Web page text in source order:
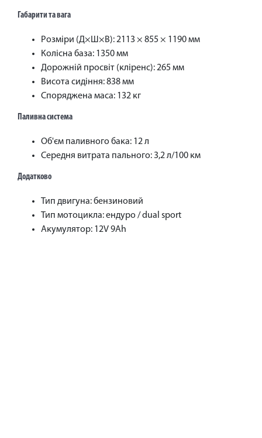
Габарити та вага
Розміри (Д×Ш×В): 2113 × 855 × 1190 мм
Колісна база: 1350 мм
Дорожній просвіт (кліренс): 265 мм
Висота сидіння: 838 мм
Споряджена маса: 132 кг
Паливна система
Об'єм паливного бака: 12 л
Середня витрата пального: 3,2 л/100 км
Додатково
Тип двигуна: бензиновий
Тип мотоцикла: ендуро / dual sport
Акумулятор: 12V 9Ah